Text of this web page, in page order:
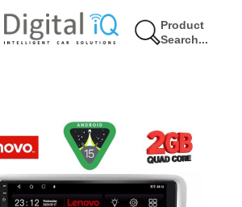
Product
Search...
17% Έκπτωση